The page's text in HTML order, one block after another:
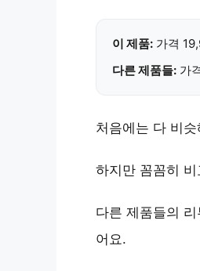
이 제품: 가격
다른 제품들: 가
처음에는 다 비
하지만 꼼꼼히 비
다른 제품들의
어요.